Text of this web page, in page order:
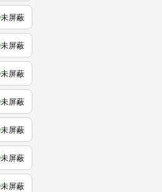
未屏蔽
未屏蔽
未屏蔽
未屏蔽
未屏蔽
未屏蔽
未屏蔽